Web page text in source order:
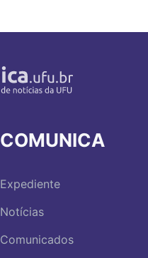
COMUNICA
Expediente
Notícias
Comunicados